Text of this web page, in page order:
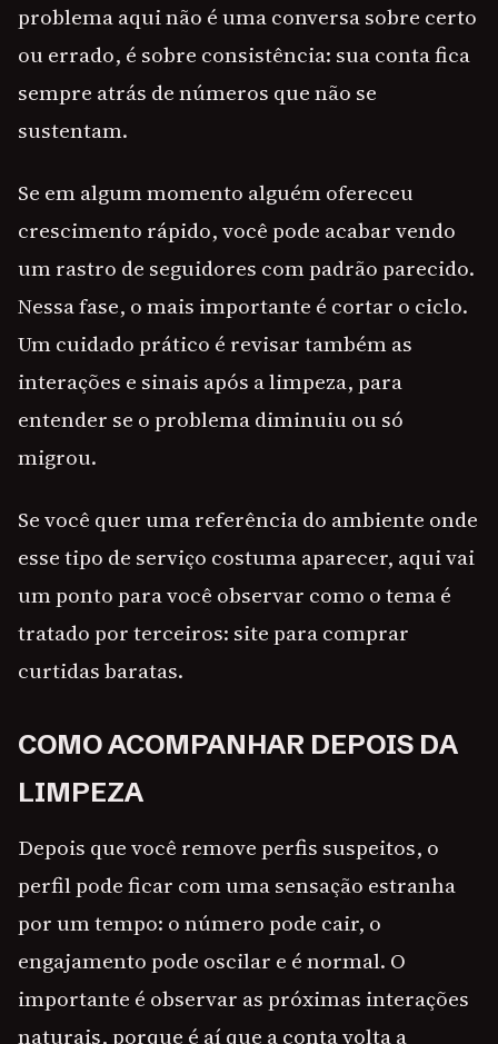
problema aqui não é uma conversa sobre certo
ou errado, é sobre consistência: sua conta fica
sempre atrás de números que não se
sustentam.
Se em algum momento alguém ofereceu
crescimento rápido, você pode acabar vendo
um rastro de seguidores com padrão parecido.
Nessa fase, o mais importante é cortar o ciclo.
Um cuidado prático é revisar também as
interações e sinais após a limpeza, para
entender se o problema diminuiu ou só
migrou.
Se você quer uma referência do ambiente onde
esse tipo de serviço costuma aparecer, aqui vai
um ponto para você observar como o tema é
tratado por terceiros: site para comprar
curtidas baratas.
COMO ACOMPANHAR DEPOIS DA
LIMPEZA
Depois que você remove perfis suspeitos, o
perfil pode ficar com uma sensação estranha
por um tempo: o número pode cair, o
engajamento pode oscilar e é normal. O
importante é observar as próximas interações
naturais, porque é aí que a conta volta a